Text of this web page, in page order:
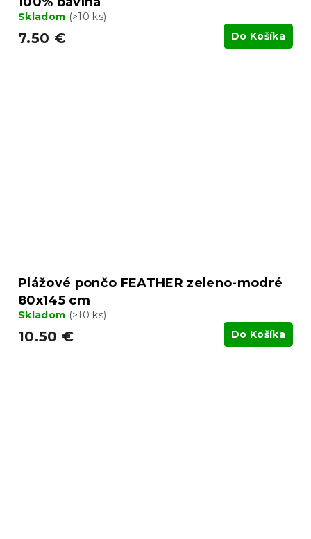
Skladom (>10 ks)
7.50 € Do Košíka
Plážové pončo FEATHER zeleno-modré
80x145 cm
Skladom (>10 ks)
10.50 € Do Košíka